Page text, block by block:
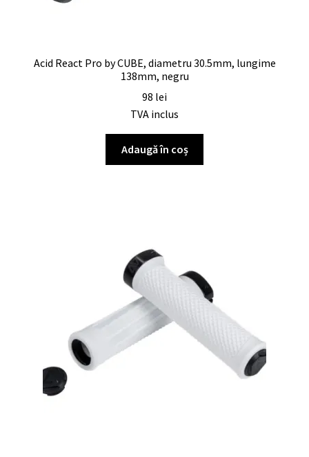
Acid React Pro by CUBE, diametru 30.5mm, lungime
138mm, negru
98 lei
TVA inclus
Adaugă în coș